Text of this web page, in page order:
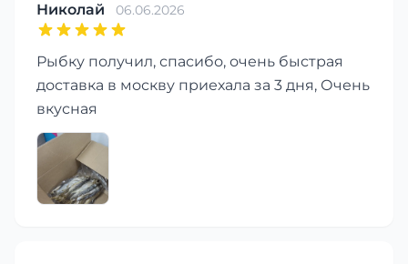
Николай 06.06.2026
Рыбку получил, спасибо, очень быстрая
доставка в москву приехала за 3 дня, Очень
вкусная